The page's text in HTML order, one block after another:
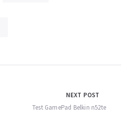
NEXT POST
Test GamePad Belkin n52te